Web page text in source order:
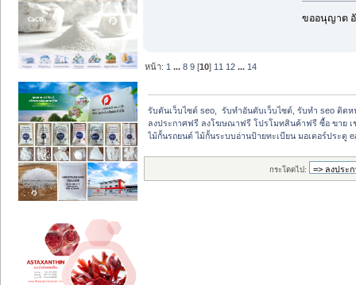
ขออนุญาต
หน้า: 1 ...8 9 [10] 11 12 ... 14
รับดันเว็บไซต์ seo,  รับทำอันดับเว็บไซต์, รับทำ seo ติดห
ลงประกาศฟรี ลงโฆษณาฟรี โปรโมทสินค้าฟรี ซื้อ ขาย เ
ไม้กั้นรถยนต์ ไม้กั้นระบบอ่านป้ายทะเบียน มอเตอร์ประตู
กระโดดไป: